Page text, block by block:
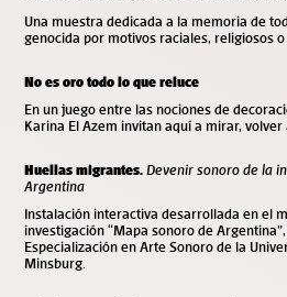
Una muestra dedicada a la memoria de
genocida por motivos raciales, religiosos o
No es oro todo lo que reluce
En un juego entre las nociones de
Karina El Azem invitan aquí a mirar,
Huellas migrantes. Devenir sonoro de la
Argentina
Instalación interactiva desarrollada en el
investigación “Mapa sonoro de
Especialización en Arte Sonoro de la
Minsburg.